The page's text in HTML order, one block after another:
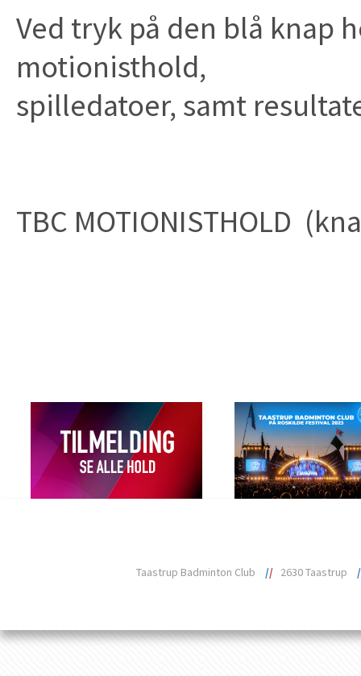
Ved tryk på den blå knap
motionisthold,
spilledatoer, samt
TBC MOTIONISTHOLD
Taastrup Badminton Club //2630 Taastrup /